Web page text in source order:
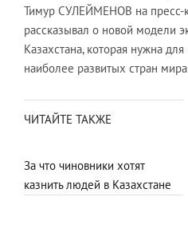
Тимур СУЛЕЙМЕНОВ на
рассказывал о новой модели
Казахстана, которая нужна
наиболее развитых стран
ЧИТАЙТЕ ТАКЖЕ
За что чиновники хотят
казнить людей в Казахстане